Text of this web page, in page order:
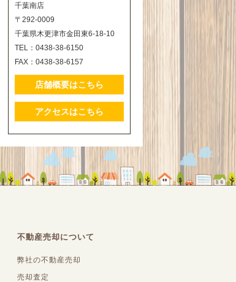
千葉南店
〒292-0009
千葉県木更津市金田東6-18-10
TEL：0438-38-6150
FAX：0438-38-6157
店舗概要はこちら
アクセスはこちら
不動産売却について
弊社の不動産売却
売却査定